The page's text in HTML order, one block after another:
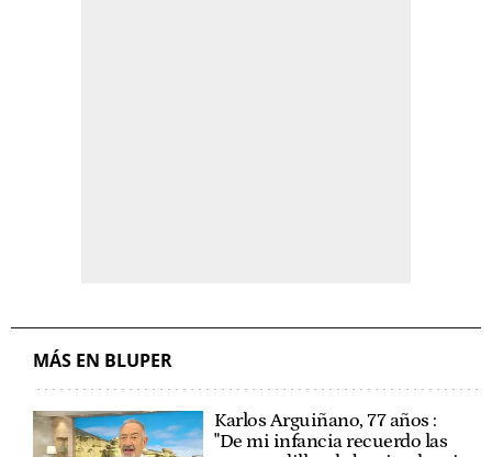
MÁS EN BLUPER
Karlos Arguiñano, 77 años :
"De mi infancia recuerdo las